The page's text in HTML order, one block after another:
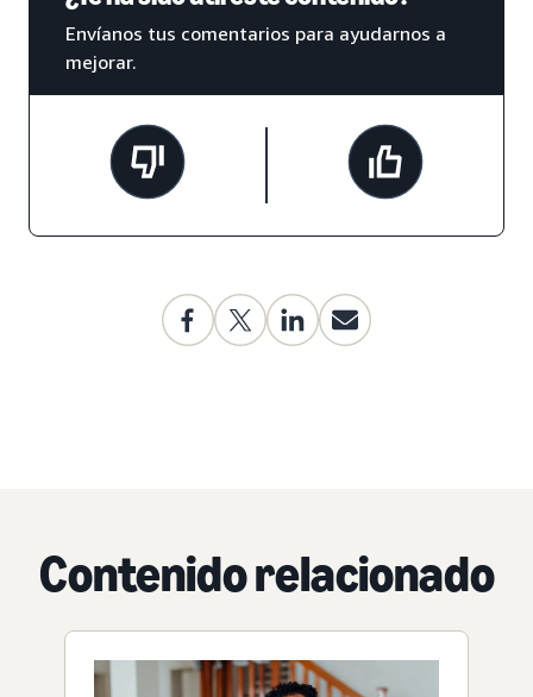
Envíanos tus comentarios para ayudarnos a
mejorar.
Contenido relacionado